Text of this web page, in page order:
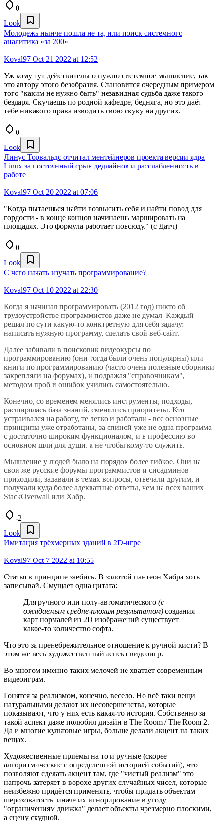
0
Look
Молодежь нынче пошла не та, или поиск системного
аналитика «за 200»
Koval97 Oct 21 2022 at 12:52
Уж кому тут действительно нужно системное мышление, так
это автору этого безобразия. Становится очередным примером
того "каким не нужно быть" незавидная судьба даже такого
бездаря. Скучаешь по родной кафедре, бедняга, но это даёт
тебе никакого права изводить свою скуку на других.
0
Look
Линус Торвальдс отчитал ментейнеров проекта версии ядра
Linux за постоянный срыв дедлайнов и расслабленность в
работе
Koval97 Oct 20 2022 at 07:06
"Когда пытаешься найти возвысить себя и найти повод для
гордости - в конце концов начинаешь маршировать на
площадях. Это формула работает повсюду." (с Датч)
0
Look
С чего начать изучать программирование?
Koval97 Oct 10 2022 at 22:30
Когда я начинал программировать (2012 год) никто об
трудоустройстве программистов даже не думал. Каждый
решал по сути какую-то конктретную для себя задачу:
написать нужную программу, сделать свой веб-сайт.
Далее забивали в поисковик видеокурсы по
программированию (они тогда были очень популярны) или
книги по программированию (часто очень полезные сборники
закрепляли на форумах), и подражая "справочникам",
методом проб и ошибок учились самостоятельно.
Конечно, со временем менялись инструменты, подходы,
расширялась база знаний, сменялись приоритеты. Кто
устраивался на работу, те легко и работали - все основные
принципы уже отработаны, за спиной уже не одна программа
с достаточно широким функционалом, и в профессию во
основном шли для души, а не чтобы кому-то служить.
Мышление у людей было на порядок более гибкое. Они на
свои же русские форумы программистов и сисадминов
приходили, задавали в темах вопросы, отвечали другим, и
получали куда более адекватные ответы, чем на всех ваших
StackOverwall или Хабр.
-2
Look
Имитация трёхмерных зданий в 2D-игре
Koval97 Oct 7 2022 at 10:55
Статья в принципе заебись. В золотой пантеон Хабра хоть
записывай. Смущает одна цитата:
Для ручного или полу-автоматического (с
ожидаемым средне-плохим результатом) создания
карт нормалей из 2D изображений существует
какое-то количество софта.
Что это за пренебрежительное отношение к ручной кисти? В
этом же весь художественный аспект видеоигр.
Во многом именно таких мелочей не хватает современным
видеоиграм.
Гонятся за реализмом, конечно, весело. Но всё таки вещи
натуральными делают их несовершенства, которые
показывают, что у них есть какая-то история. Собственно за
такой аспект даже полюбил дизайн в The Room / The Room 2.
Да и многие культовые игры, больше делали акцент на таких
вещах.
Художественные приемы на то и ручные (скорее
алгоритмические с определенной историей событий), что
позволяют сделать акцент там, где "чистый реализм" это
напрочь затеряет в ворохе других случайных чисел, которые
неизбежно придётся применять, чтобы придать объектам
шероховатость, иначе их игнорирование в угоду
"ограничениям движка" делает объекты чрезмерно плоскими,
а сцену скудной.